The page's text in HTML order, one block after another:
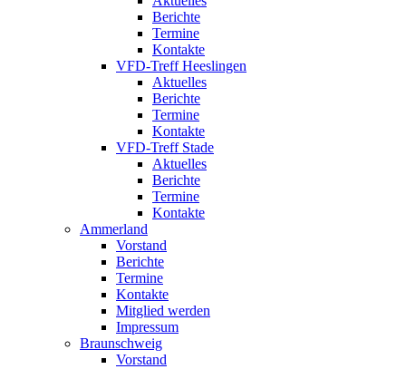
Berichte
Termine
Kontakte
VFD-Treff Heeslingen
Aktuelles
Berichte
Termine
Kontakte
VFD-Treff Stade
Aktuelles
Berichte
Termine
Kontakte
Ammerland
Vorstand
Berichte
Termine
Kontakte
Mitglied werden
Impressum
Braunschweig
Vorstand